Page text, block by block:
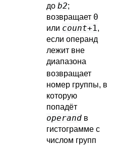
до b2;
возвращает 0
или count+1,
если операнд
лежит вне
диапазона
возвращает
номер группы, в
которую
попадёт
operand в
гистограмме с
числом групп